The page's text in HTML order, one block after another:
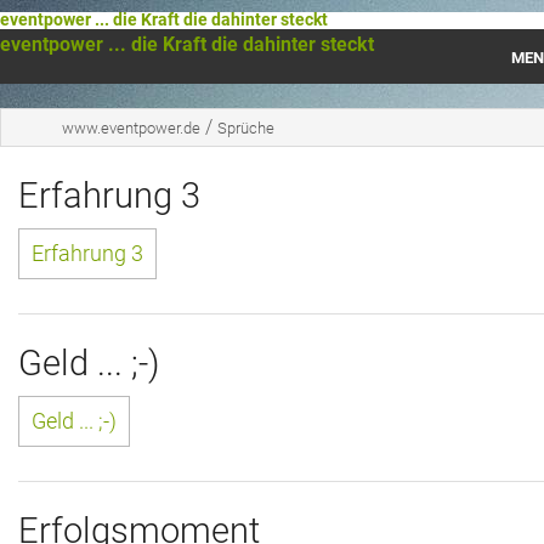
eventpower ... die Kraft die dahinter steckt
eventpower ... die Kraft die dahinter steckt
Startseite
Das war 2021
Das war 2020
Das war 2018
Das war 2017
Das war 2016
www.eventpower.de / Sprüche
Erfahrung 3
Erfahrung 3
Geld ... ;-)
Geld ... ;-)
Erfolgsmoment